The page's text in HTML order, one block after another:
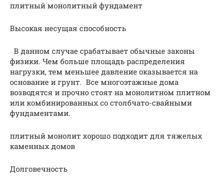
плитный монолитный фундамент
Высокая несущая способность
В данном случае срабатывает обычные законы
физики. Чем больше площадь распределения
нагрузки, тем меньшее давление оказывается на
основание и грунт. Все многоэтажные дома
возводятся и прочно стоят на монолитном плитном
или комбинированных со столбчато-свайными
фундаментами.
плитный монолит хорошо подходит для тяжелых
каменных домов
Долговечность